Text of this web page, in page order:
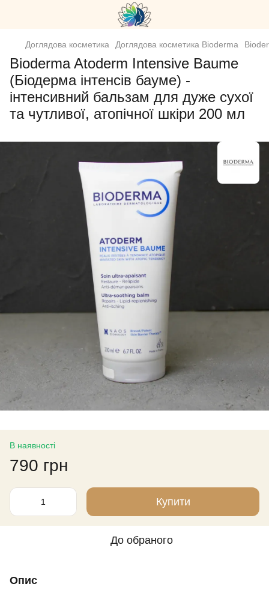
Доглядова косметика Доглядова косметика Bioderma
Bioderma Atoderm Intensive Baume
(Біодерма інтенсів бауме) -
інтенсивний бальзам для дуже сухої
та чутливої, атопічної шкіри 200 мл
В наявності
790 грн
Купити
До обраного
Опис